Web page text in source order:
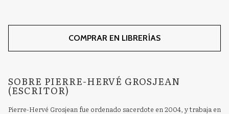
COMPRAR EN LIBRERÍAS
SOBRE PIERRE-HERVÉ GROSJEAN
(ESCRITOR)
Pierre-Hervé Grosjean fue ordenado sacerdote en 2004, y trabaja en